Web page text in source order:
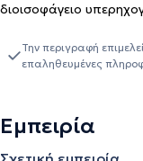
διοισοφάγειο
από την Ελληνική
καπνίσματος,
Θράκης και κάτοχος
και Καποδιστριακό
Διεθνή Ιατρική -
Την περιγραφή
επαληθευμένες
Εμπειρία